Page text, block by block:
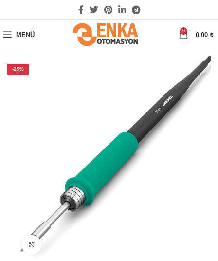
MENÜ
0
0,00 ₺
-25%